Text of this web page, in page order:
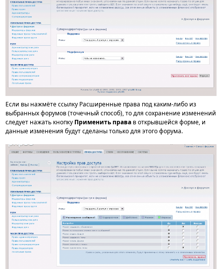
Если вы нажмёте ссылку Расширенные права под каким-либо из
выбранных форумов (точечный способ), то для сохранение изменений
следует нажать кнопку Применить права в открывшейся форме, и
данные изменения будут сделаны только для этого форума.